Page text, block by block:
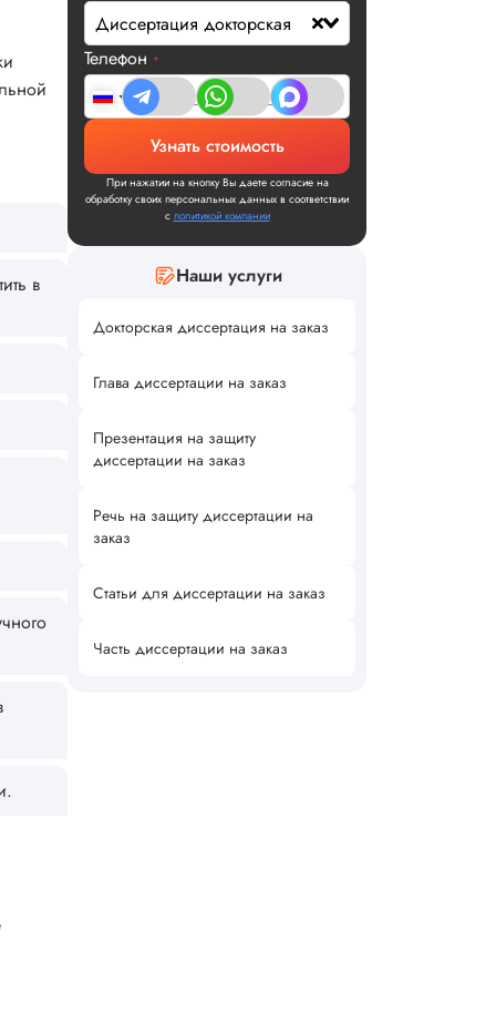
в
Диссертация докторская
Телефон *
Узнать стоимость
При нажатии на кнопку Вы даете согласие на
обработку своих персональных данных в соответствии
с политикой компании
Наши услуги
Докторская диссертация на заказ
Глава диссертации на заказ
Презентация на защиту
диссертации на заказ
Речь на защиту диссертации на
заказ
Статьи для диссертации на заказ
Часть диссертации на заказ